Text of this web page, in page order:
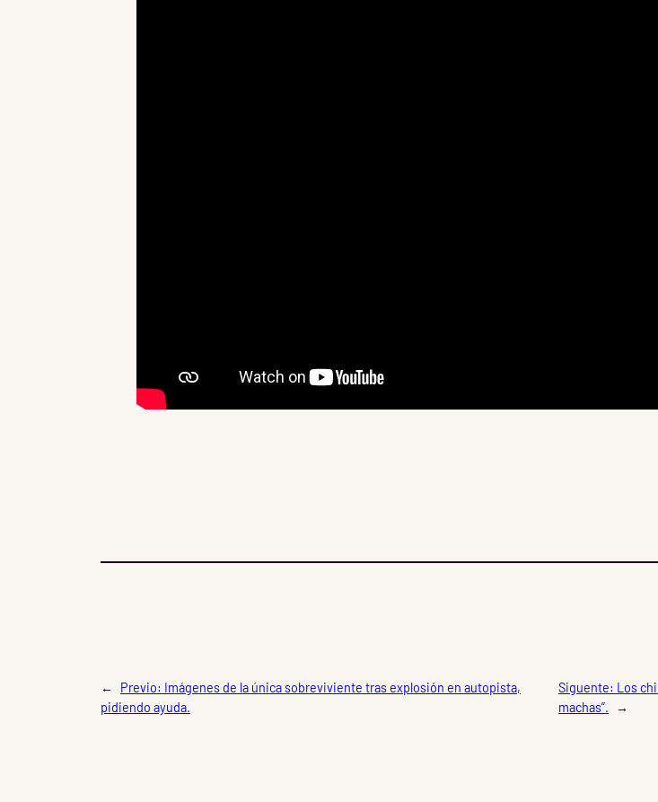
← Previo: Imágenes de la única sobreviviente tras explosión en autopista,
pidiendo ayuda.
Siguente: Los
machas”.
→